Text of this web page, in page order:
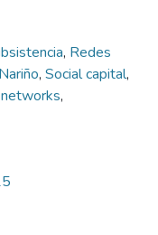
, Redes
Nariño, Social capital,
,